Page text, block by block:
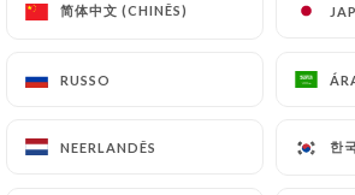
简体中文 (CHINÊS)
RUSSO
NEERLANDÊS 한
LE TI'VIK
简体中文 (CHINÊS)
RUSSO
NEERLANDÊS 한